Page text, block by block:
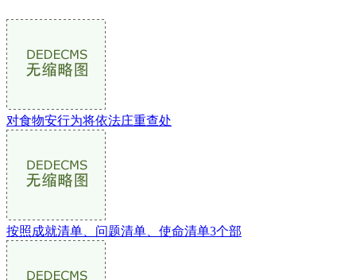
对食物安行为将依法庄重查处
按照成就清单、问题清单、使命清单3个部